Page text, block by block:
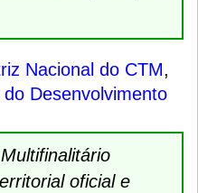
Nacional do CTM,
Desenvolvimento
oficial e